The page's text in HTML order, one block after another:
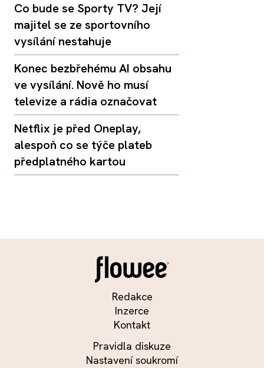
Co bude se Sporty TV? Její
majitel se ze sportovního
vysílání nestahuje
Konec bezbřehému AI obsahu
ve vysílání. Nově ho musí
televize a rádia označovat
Netflix je před Oneplay,
alespoň co se týče plateb
předplatného kartou
Redakce
Inzerce
Kontakt
Pravidla diskuze
Nastavení soukromí